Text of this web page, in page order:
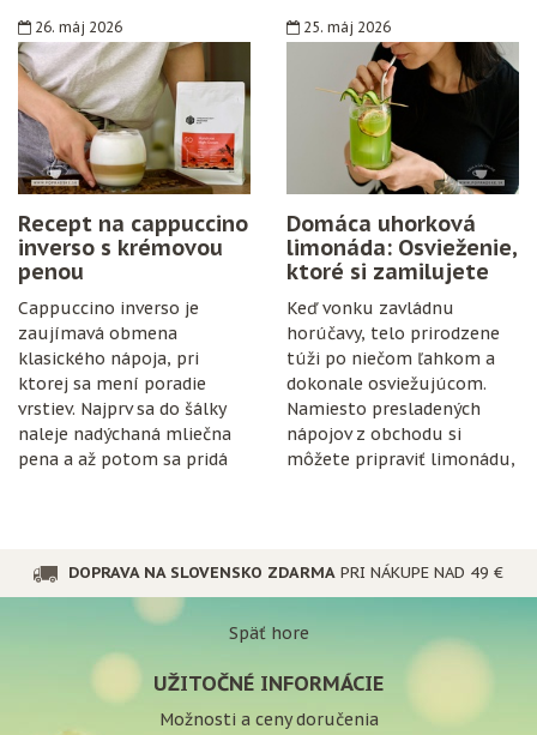
konzervanty ani zložitý
postup. Stačí zrelé hrozno,
cukor, citrón, čisté fľaše
a trochu trpezlivosti.
26. máj 2026
Recept na cappuccino
inverso s krémovou
penou
Cappuccino inverso je
zaujímavá obmena
klasického nápoja, pri
ktorej sa mení poradie
vrstiev. Najprv sa do šálky
naleje nadýchaná mliečna
pena a až potom sa pridá
25. máj 2026
Domáca uhorková
limonáda: Osvieženie,
ktoré si zamilujete
Keď vonku zavládnu
horúčavy, telo prirodzene
túži po niečom ľahkom a
dokonale osviežujúcom.
Namiesto presladených
nápojov z obchodu si
môžete pripraviť limonádu,
DOPRAVA NA SLOVENSKO ZDARMA PRI NÁKUPE NAD 49 €
Späť hore
UŽITOČNÉ INFORMÁCIE
Možnosti a ceny doručenia